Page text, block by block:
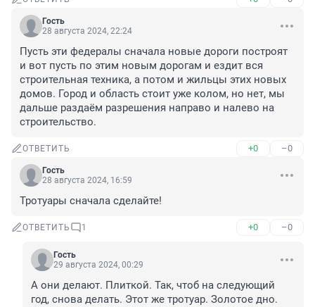
Гость
28 августа 2024, 22:24
Пусть эти федералы сначала новые дороги построят
и вот пусть по этим новым дорогам и ездит вся
строительная техника, а потом и жильцы этих новых
домов. Город и область стоит уже колом, но нет, мы
дальше раздаём разрешения направо и налево на
строительство.
ОТВЕТИТЬ +0 –0
Гость
28 августа 2024, 16:59
Тротуары сначала сделайте!
ОТВЕТИТЬ 1 +0 –0
Гость
29 августа 2024, 00:29
А они делают. Плиткой. Так, чтоб на следующий
год, снова делать. Этот же тротуар. Золотое дно.